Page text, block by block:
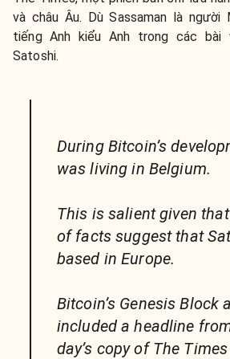
và châu Âu. Dù Sassaman là
tiếng Anh kiểu Anh trong các
Satoshi.
During Bitcoin’s
was living in Belgium.
This is salient given
of facts suggest that
based in Europe.
Bitcoin’s Genesis Block
included a headline
day’s copy of The Times